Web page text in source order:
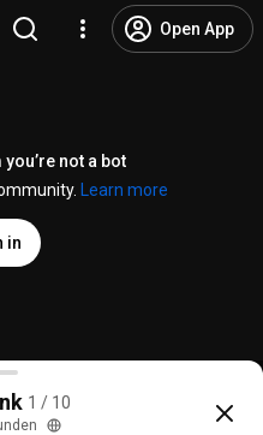
Open App
not a bot
Learn more
in
- Wir spielen das
views 3 years ago
1 / 10